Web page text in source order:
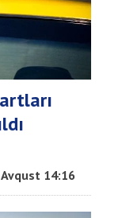
14:16